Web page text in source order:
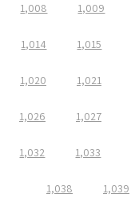
1,008 1,009
1,014 1,015
1,020 1,021
1,026 1,027
1,032 1,033
1,038 1,039